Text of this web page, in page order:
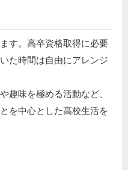
す。高卒資格取得に必要
た時間は自由にアレンジ
趣味を極める活動など、
を中心とした高校生活を